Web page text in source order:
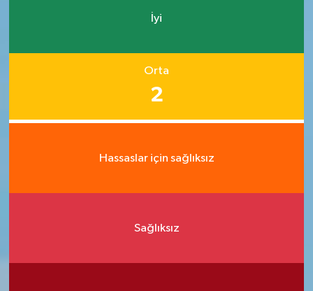
İyi
Orta
2
Hassaslar için sağlıksız
Sağlıksız